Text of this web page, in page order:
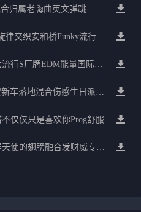
归属老嗨曲英文弹跳
东南亚深情国语ProgHouse旋律交织安和桥Funky流行情怀串烧
巴西说唱珍藏旋律联合百大流行S厂牌EDM能量国际电音串烧
全英文Electro经典情怀祝贺新车落地混合伤感生日派对中文Club串烧
仅仅只是喜欢你Prog舒服
车震串烧糖豆豆我们不一样天使的翅膀融合发财威专属金边太空仓节奏